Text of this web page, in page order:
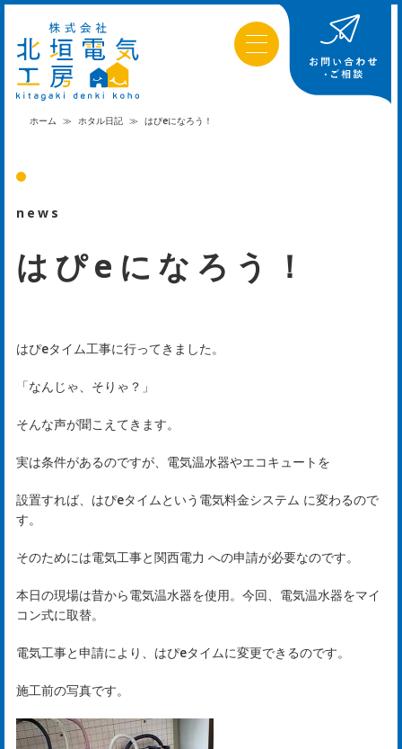
ホーム ≫ ホタル日記 ≫ はぴeになろう！
news
はぴeになろう！
はぴeタイム工事に行ってきました。
「なんじゃ、そりゃ？」
そんな声が聞こえてきます。
実は条件があるのですが、電気温水器やエコキュートを
設置すれば、 はぴeタイムという電気料金システム に変わるので
す。
そのためには電気工事と関西電力 への申請が必要なのです。
本日の現場は昔から電気温水器を使用。今回、電気温水器をマイ
コン式に取替。
電気工事と申請により、はぴeタイムに変更できるのです。
施工前の写真です。